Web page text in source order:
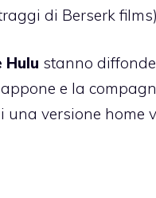
di Berserk
Hulu stanno
e la
versione home